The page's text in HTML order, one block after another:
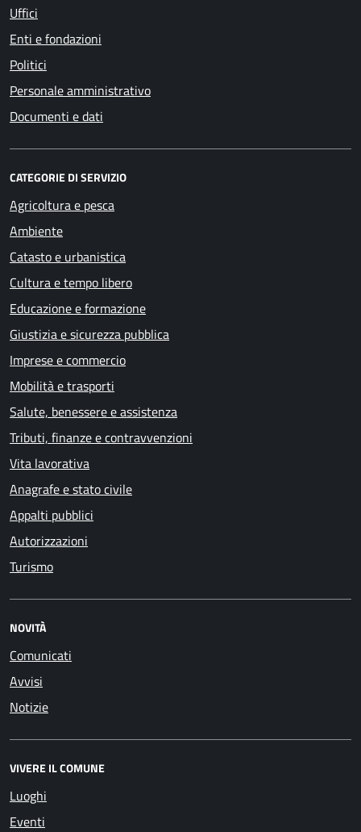
Uffici
Enti e fondazioni
Politici
Personale amministrativo
Documenti e dati
CATEGORIE DI SERVIZIO
Agricoltura e pesca
Ambiente
Catasto e urbanistica
Cultura e tempo libero
Educazione e formazione
Giustizia e sicurezza pubblica
Imprese e commercio
Mobilità e trasporti
Salute, benessere e assistenza
Tributi, finanze e contravvenzioni
Vita lavorativa
Anagrafe e stato civile
Appalti pubblici
Autorizzazioni
Turismo
NOVITÀ
Comunicati
Avvisi
Notizie
VIVERE IL COMUNE
Luoghi
Eventi